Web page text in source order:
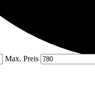
Max. Preis